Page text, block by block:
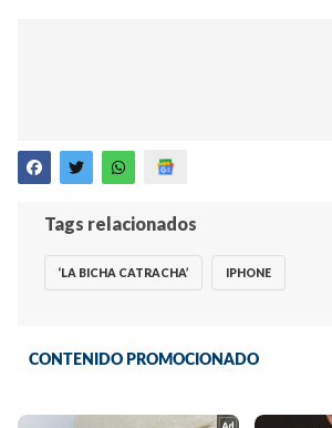
Tags relacionados
‘LA BICHA CATRACHA’ IPHONE